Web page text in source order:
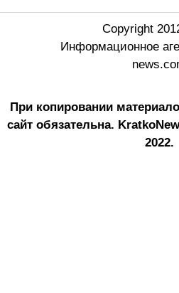
Copyright
Информационное
При копировании
сайт обязательна.
2022.